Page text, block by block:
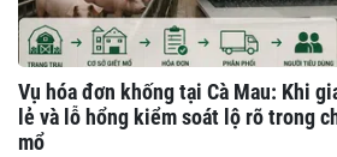
Vụ hóa đơn khống tại Cà Mau: Khi
lẻ và lỗ hổng kiểm soát lộ rõ trong
mổ